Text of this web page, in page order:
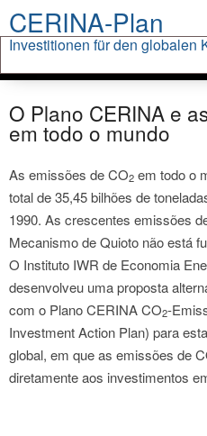
CERINA-Plan
Investitionen für den globalen
O Plano CERINA e
em todo o mundo
As emissões de CO2 em todo o
total de 35,45 bilhões de
1990. As crescentes emissões
Mecanismo de Quioto não está
O Instituto IWR de Economia
desenvolveu uma proposta
com o Plano CERINA CO2-
Investment Action Plan) para
global, em que as emissões de
diretamente aos investimentos